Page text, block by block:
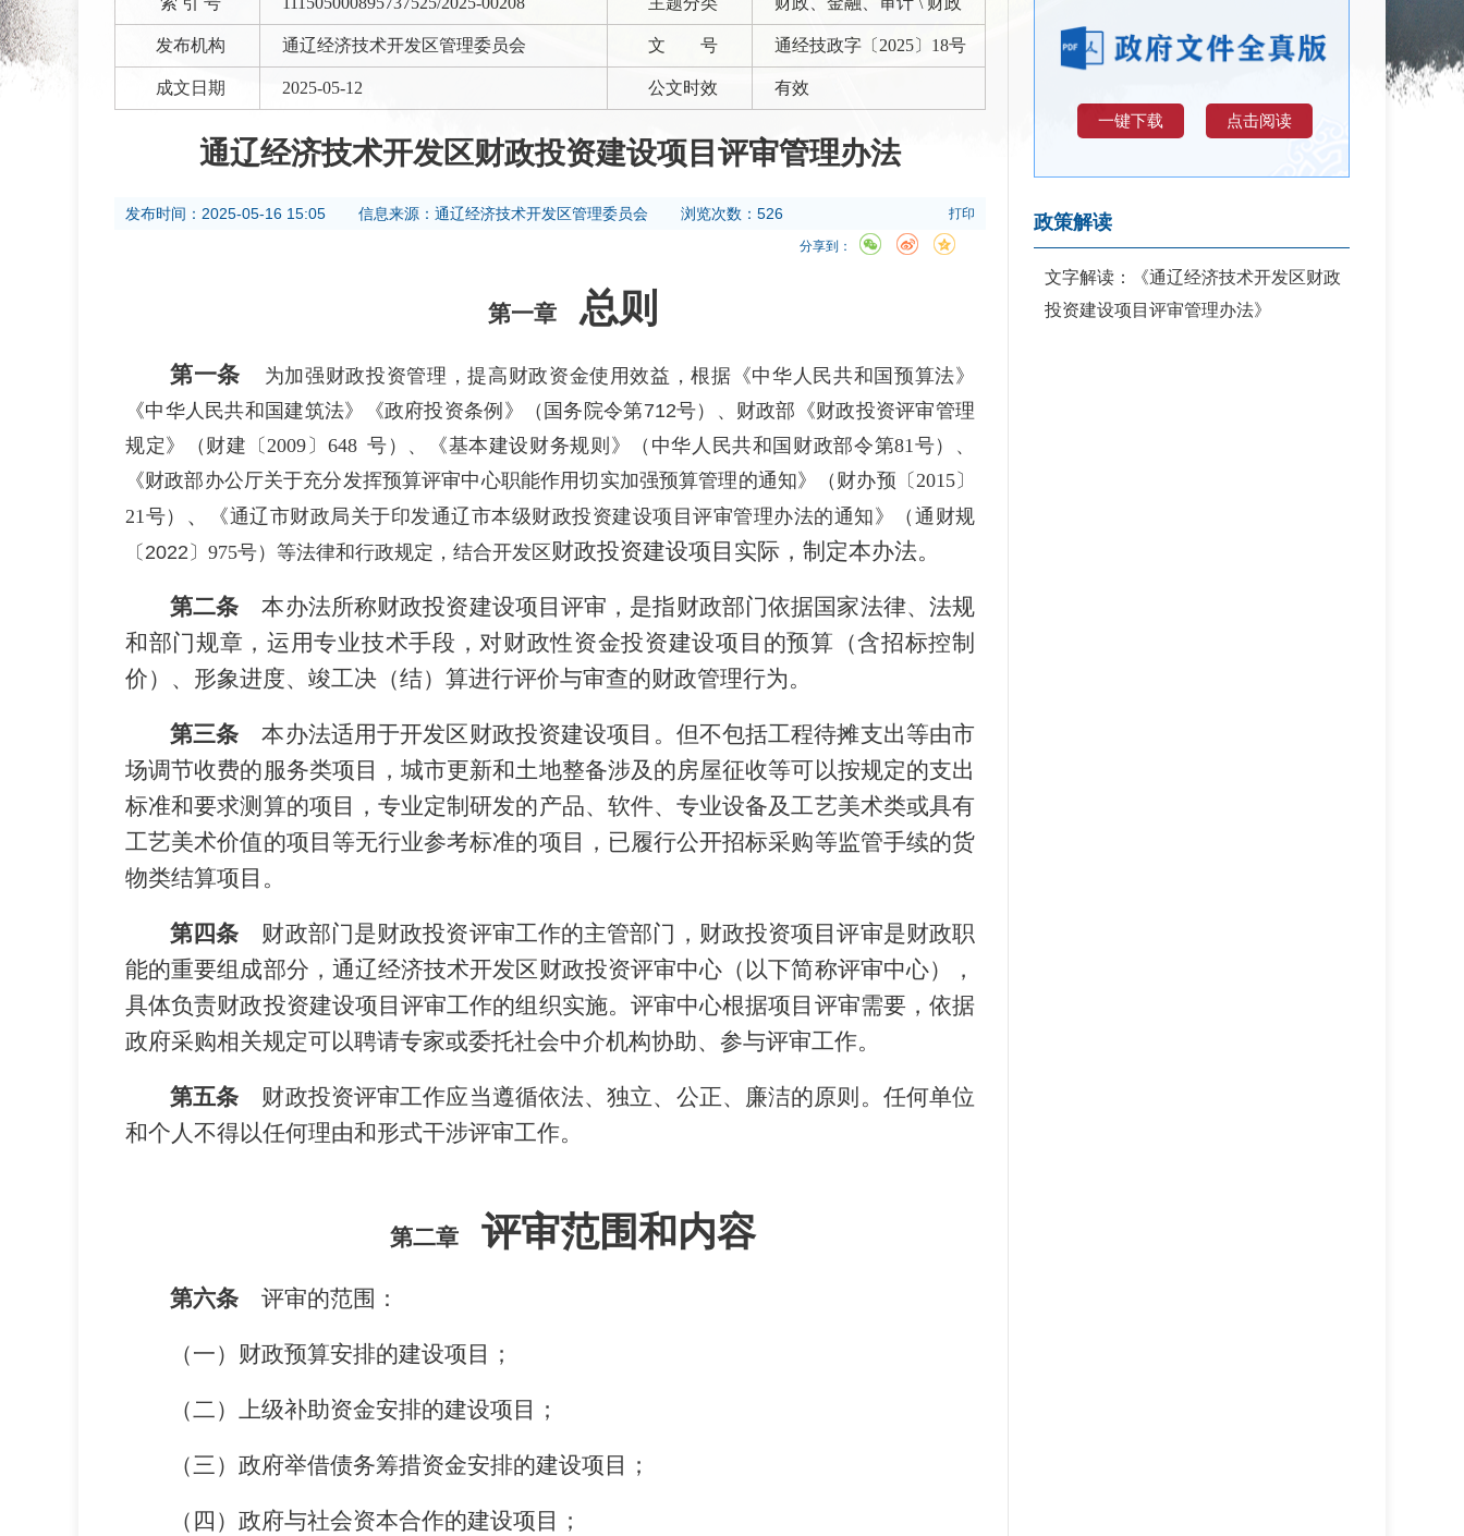
发布机构 通辽经济技术开发区管理委员会 文 号 通经技政字〔2025〕18号
成文日期 2025-05-12 公文时效 有效
通辽经济技术开发区财政投资建设项目评审管理办法
发布时间： 2025-05-16 15:05 信息来源： 通辽经济技术开发区管理委员会 浏览次数：526 打印
分享到：
第一章 总则
第一条
为加强财政投资管理，提高财政资金使用效益，根据《中华人民共和国预算法》
《中华人民共和国建筑法》《政府投资条例》（国务院令第712号）、财政部《财政投资评审管理
规定》（财建〔2009 〕 648 号）、《基本建设财务规则》（中华人民共和国财政部令第81号）、
《财政部办公厅关于充分发挥预算评审中心职能作用切实加强预算管理的通知》（财办预〔 2015〕
21号） 、
《通辽市财政局关于印发通辽市本级财政投资建设项目评审管理办法的通知》（通财规
〔 2022 〕 975号）等法律和行政规定，结合开发区 财政投资建设项目实际，制定本办法。
第二条本办法所称财政投资建设项目评审，是指财政部门依据国家法律、法规
和部门规章，运用专业技术手段，对财政性资金投资建设项目的预算（含招标控制
价） 、形象进度、竣工决（结） 算进行评价与审查的财政管理行为。
第三条本办法适用于开发区财政投资建设项目。但不包括工程待摊支出等由市
场调节收费的服务类项目，城市更新和土地整备涉及的房屋征收等可以按规定的支出
标准和要求测算的项目，专业定制研发的产品、软件、专业设备及工艺美术类或具有
工艺美术价值的项目等无行业参考标准的项目，已履行公开招标采购等监管手续的货
物类结算项目。
第四条 财政部门是财政投资评审工作的主管部门，财政投资项目评审是财政职
能的重要组成部分， 通辽经济技术开发区财政投资评审中心（以下简称评审中心）
，
具体负责财政投资建设项目评审工作的组织实施。评审中心根据项目评审需要，依据
政府采购相关规定可以聘请专家或委托社会中介机构协助、参与评审工作。
第五条 财政投资评审工作应当遵循依法、独立、公正、廉洁的原则。任何单位
和个人不得以任何理由和形式干涉评审工作。
第二章 评审范围和内容
第六条 评审的范围：
（一） 财政预算安排的建设项目；
（二） 上级补助资金安排的建设项目；
（三） 政府举借债务筹措资金安排的建设项目；
（四） 政府与社会资本合作的建设项目；
一键下载 点击阅读
政策解读
文字解读：《通辽经济技术开发区财政
投资建设项目评审管理办法》